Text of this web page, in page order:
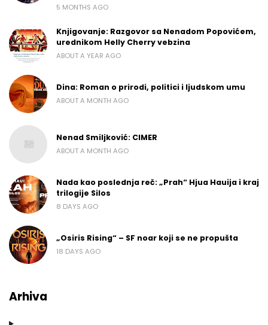
5 MONTHS AGO
Knjigovanje: Razgovor sa Nenadom Popovićem,
urednikom Helly Cherry vebzina
ABOUT A YEAR AGO
Dina: Roman o prirodi, politici i ljudskom umu
ABOUT A MONTH AGO
Nenad Smiljković: CIMER
ABOUT A MONTH AGO
Nada kao poslednja reč: „Prah“ Hjua Hauija i kraj
trilogije Silos
8 DAYS AGO
„Osiris Rising“ – SF noar koji se ne propušta
18 DAYS AGO
Arhiva